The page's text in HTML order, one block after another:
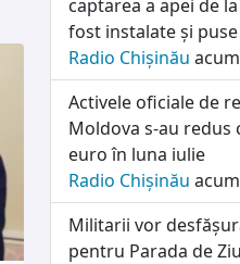
captarea a apei de
fost instalate și
Radio Chișinău
Activele oficiale de
Moldova s-au redus
euro în luna iulie
Radio Chișinău
Militarii vor
pentru Parada de